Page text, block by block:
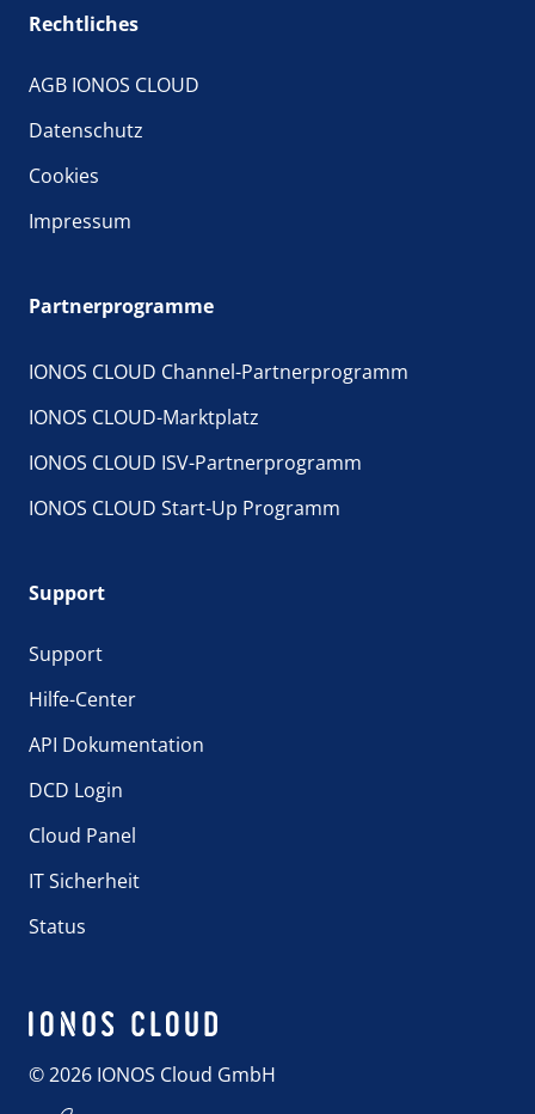
Rechtliches
AGB IONOS CLOUD
Datenschutz
Cookies
Impressum
Partnerprogramme
IONOS CLOUD Channel-Partnerprogramm
IONOS CLOUD-Marktplatz
IONOS CLOUD ISV-Partnerprogramm
IONOS CLOUD Start-Up Programm
Support
Support
Hilfe-Center
API Dokumentation
DCD Login
Cloud Panel
IT Sicherheit
Status
© 2026 IONOS Cloud GmbH